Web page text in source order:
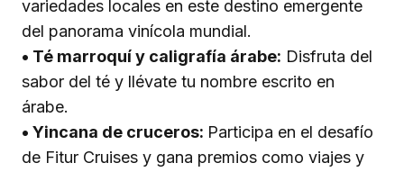
variedades locales en este destino emergente
del panorama vinícola mundial.
• Té marroquí y caligrafía árabe: Disfruta del
sabor del té y llévate tu nombre escrito en
árabe.
• Yincana de cruceros: Participa en el desafío
de Fitur Cruises y gana premios como viajes y